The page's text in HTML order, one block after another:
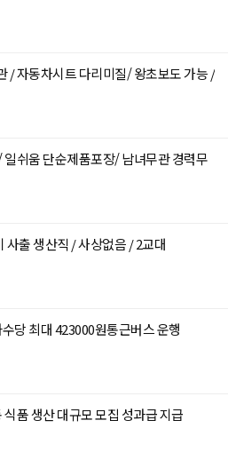
사출 생산직 / 사상없음 / 2교대
당 최대 423000원통근버스 운행
품 생산 대규모 모집 성과급 지급